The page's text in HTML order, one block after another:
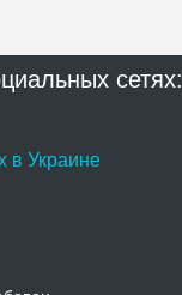
сетях:
в Украине